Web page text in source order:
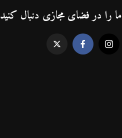
ما را در فضای مجازی دنبال کنید